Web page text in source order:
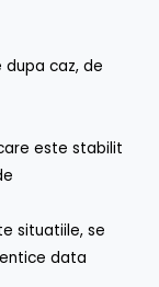
caz, de
este stabilit
situatiile, se
data